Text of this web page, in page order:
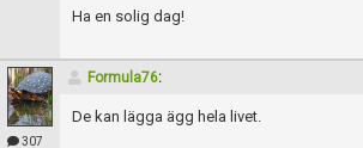
Ha en solig dag!
307
Formula76:
De kan lägga ägg hela livet.